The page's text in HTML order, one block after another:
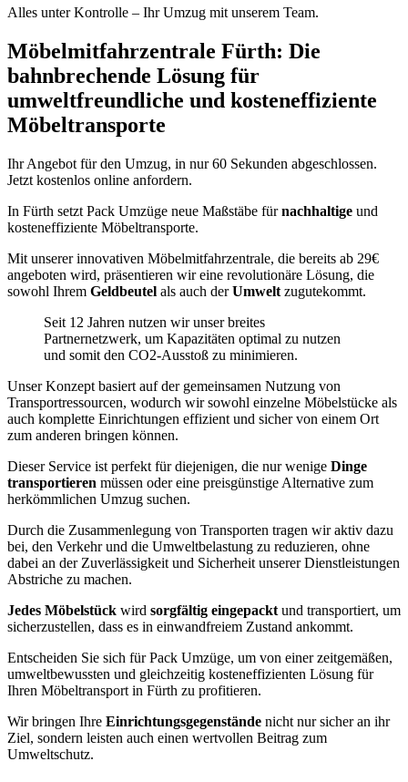
Alles unter Kontrolle – Ihr Umzug mit unserem Team.
Möbelmitfahrzentrale Fürth: Die
bahnbrechende Lösung für
umweltfreundliche und kosteneffiziente
Möbeltransporte
Ihr Angebot für den Umzug, in nur 60 Sekunden abgeschlossen.
Jetzt kostenlos online anfordern.
In Fürth setzt Pack Umzüge neue Maßstäbe fürnachhaltige und
kosteneffiziente Möbeltransporte.
Mit unserer innovativen Möbelmitfahrzentrale, die bereits ab 29€
angeboten wird, präsentieren wir eine revolutionäre Lösung, die
sowohl Ihrem Geldbeutel als auch derUmwelt zugutekommt.
Seit 12 Jahren nutzen wir unser breites
Partnernetzwerk, um Kapazitäten optimal zu nutzen
und somit den CO2-Ausstoß zu minimieren.
Unser Konzept basiert auf der gemeinsamen Nutzung von
Transportressourcen, wodurch wir sowohl einzelne Möbelstücke als
auch komplette Einrichtungen effizient und sicher von einem Ort
zum anderen bringen können.
Dieser Service ist perfekt für diejenigen, die nur wenige Dinge
transportieren müssen oder eine preisgünstige Alternative zum
herkömmlichen Umzug suchen.
Durch die Zusammenlegung von Transporten tragen wir aktiv dazu
bei, den Verkehr und die Umweltbelastung zu reduzieren, ohne
dabei an der Zuverlässigkeit und Sicherheit unserer Dienstleistungen
Abstriche zu machen.
Jedes Möbelstück wird sorgfältig eingepackt und transportiert, um
sicherzustellen, dass es in einwandfreiem Zustand ankommt.
Entscheiden Sie sich für Pack Umzüge, um von einer zeitgemäßen,
umweltbewussten und gleichzeitig kosteneffizienten Lösung für
Ihren Möbeltransport in Fürth zu profitieren.
Wir bringen Ihre Einrichtungsgegenstände nicht nur sicher an ihr
Ziel, sondern leisten auch einen wertvollen Beitrag zum
Umweltschutz.